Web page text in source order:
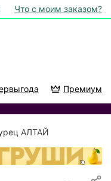
Что с моим заказом?
Премиум
АЛТАЙ